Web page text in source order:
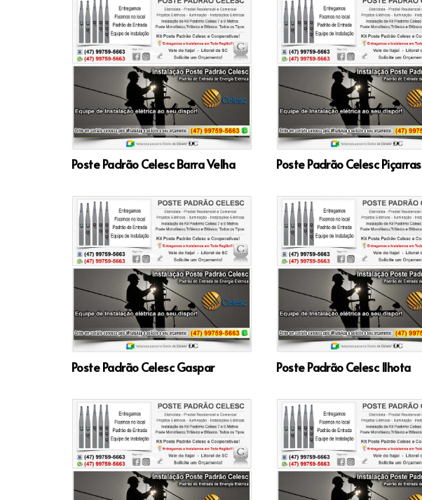
Poste Padrão Celesc Barra Velha Poste Padrão Celesc Piçarras
Poste Padrão Celesc Gaspar Poste Padrão Celesc Ilhota